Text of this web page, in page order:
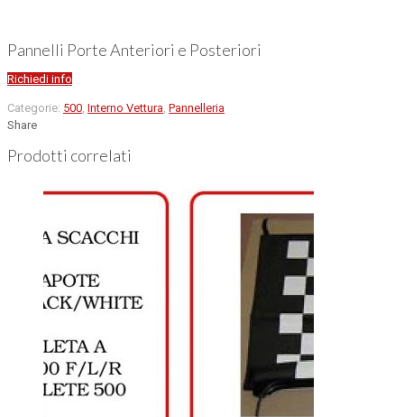
Pannelli Porte Anteriori e Posteriori
Richiedi info
Categorie: 500 Interno Vettura Pannelleria
Share
Prodotti correlati